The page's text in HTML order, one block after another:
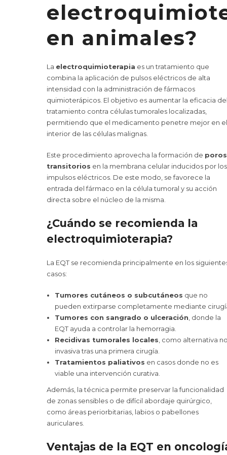
en animales?
La electroquimioterapia es un tratamiento que
combina la aplicación de pulsos eléctricos de alta
intensidad con la administración de fármacos
quimioterápicos. El objetivo es aumentar la eficacia del
tratamiento contra células tumorales localizadas,
permitiendo que el medicamento penetre mejor en el
interior de las células malignas.
Este procedimiento aprovecha la formación de poros
transitorios en la membrana celular inducidos por los
impulsos eléctricos. De este modo, se favorece la
entrada del fármaco en la célula tumoral y su acción
directa sobre el núcleo de la misma.
¿Cuándo se recomienda la
electroquimioterapia?
La EQT se recomienda principalmente en los
casos:
Tumores cutáneos o subcutáneos que no
pueden extirparse completamente mediante
Tumores con sangrado o ulceración , donde la
EQT ayuda a controlar la hemorragia.
Recidivas tumorales locales , como alternativa no
invasiva tras una primera cirugía.
Tratamientos paliativos en casos donde no es
viable una intervención curativa.
Además, la técnica permite preservar la funcionalidad
de zonas sensibles o de difícil abordaje quirúrgico,
como áreas periorbitarias, labios o pabellones
auriculares.
Ventajas de la EQT en